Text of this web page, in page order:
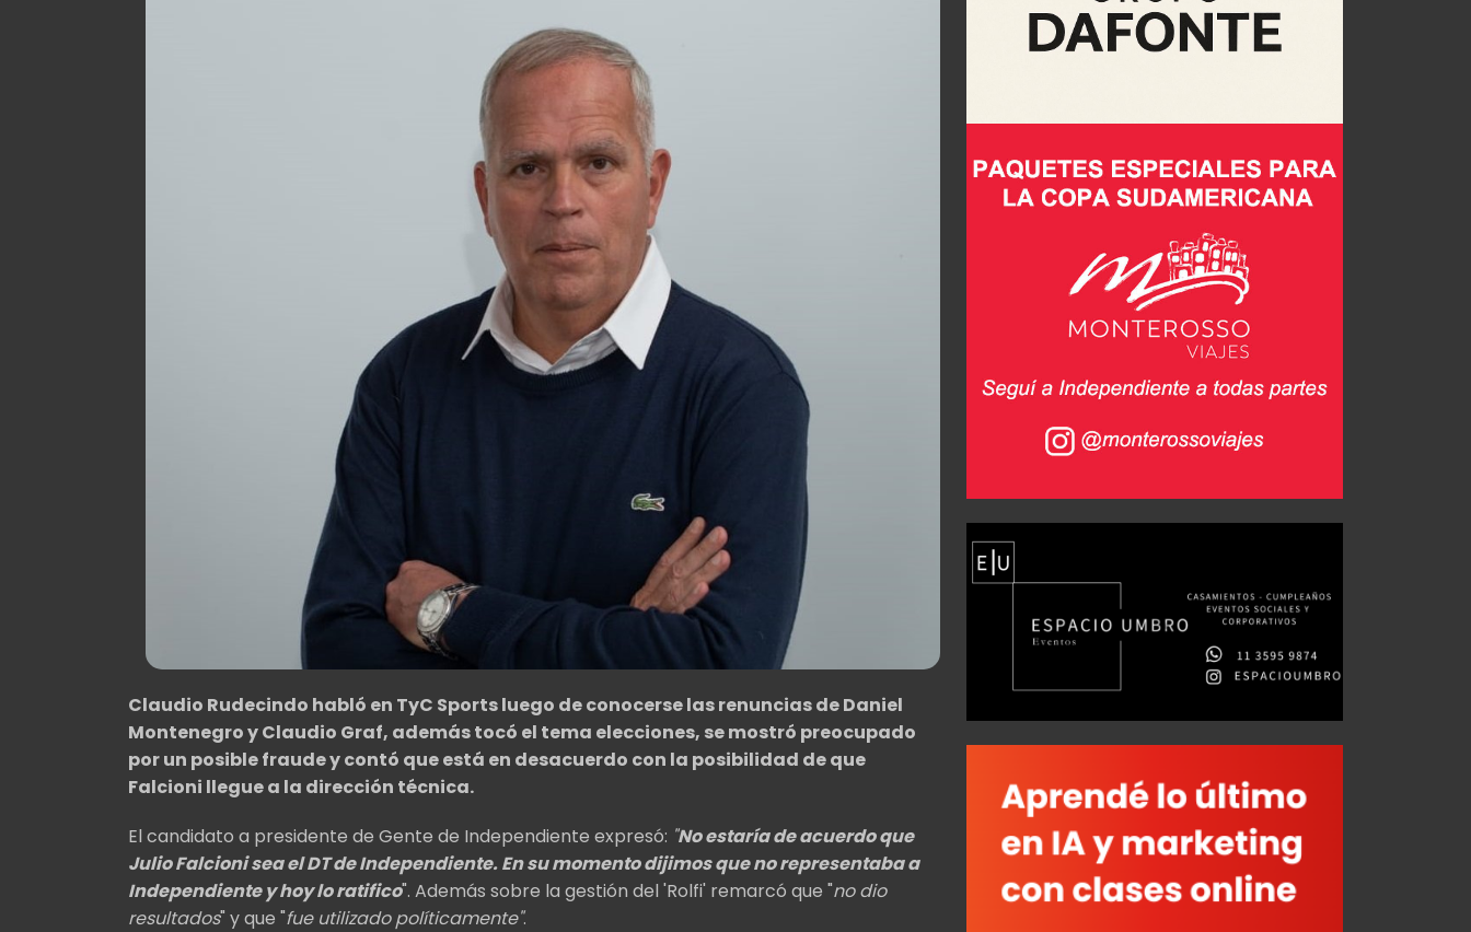
Claudio Rudecindo habló en TyC Sports luego de conocerse las renuncias de Daniel
Montenegro y Claudio Graf, ademástocó el tema elecciones, se mostró preocupado
por un posible fraude y contó que está en desacuerdo con la posibilidad de que
Falcioni llegue a la dirección técnica.
El candidato a presidente de Gente de Independiente expresó: "No estaría de acuerdo que
Julio Falcioni sea el DT de Independiente. En su momento dijimos que no representaba a
Independiente y hoy lo ratifico". Además sobre la gestión del 'Rolfi' remarcó que "no dio
resultados" y que "fue utilizado políticamente".